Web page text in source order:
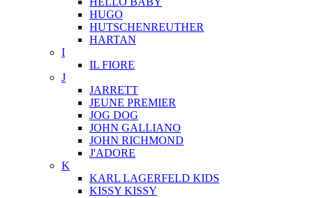
HUGO
HUTSCHENREUTHER
HARTAN
I
IL FIORE
J
JARRETT
JEUNE PREMIER
JOG DOG
JOHN GALLIANO
JOHN RICHMOND
J'ADORE
K
KARL LAGERFELD KIDS
KISSY KISSY